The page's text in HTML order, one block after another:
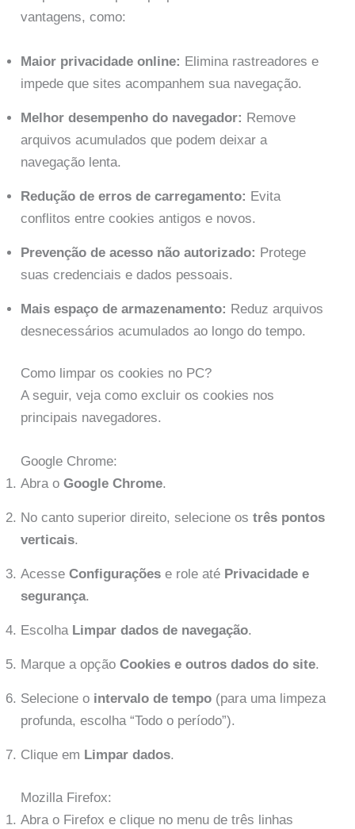
vantagens, como:
Maior privacidade online: Elimina rastreadores e
impede que sites acompanhem sua navegação.
Melhor desempenho do navegador: Remove
arquivos acumulados que podem deixar a
navegação lenta.
Redução de erros de carregamento: Evita
conflitos entre cookies antigos e novos.
Prevenção de acesso não autorizado: Protege
suas credenciais e dados pessoais.
Mais espaço de armazenamento: Reduz arquivos
desnecessários acumulados ao longo do tempo.
Como limpar os cookies no PC?
A seguir, veja como excluir os cookies nos
principais navegadores.
Google Chrome:
Abra oGoogle Chrome.
No canto superior direito, selecione ostrês pontos
verticais.
AcesseConfigurações e role até Privacidade e
segurança.
Escolha Limpar dados de navegação.
Marque a opçãoCookies e outros dados do site.
Selecione o intervalo de tempo (para uma limpeza
profunda, escolha “Todo o período”).
Clique em Limpar dados.
Mozilla Firefox:
Abra o Firefox e clique no menu de três linhas